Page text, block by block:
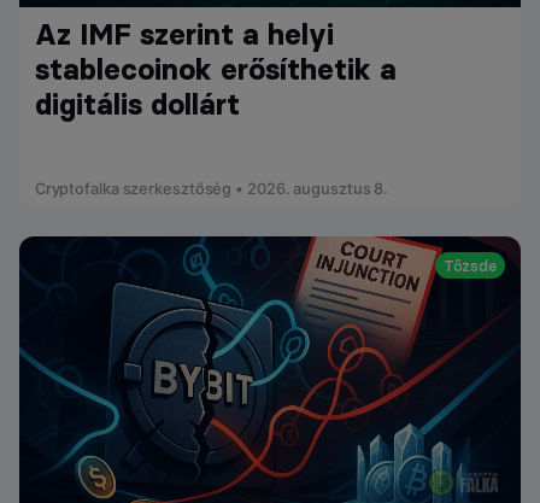
Az IMF szerint a helyi
stablecoinok erősíthetik a
digitális dollárt
Cryptofalka szerkesztőség • 2026. augusztus 8.
Tőzsde